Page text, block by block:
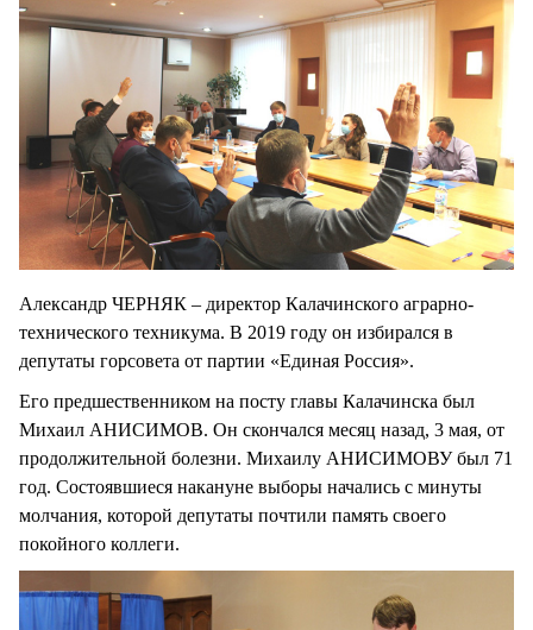
Александр ЧЕРНЯК – директор Калачинского аграрно-
технического техникума. В 2019 году он избирался в
депутаты горсовета от партии «Единая Россия».
Его предшественником на посту главы Калачинска был
Михаил АНИСИМОВ. Он скончался месяц назад, 3 мая, от
продолжительной болезни. Михаилу АНИСИМОВУ был 71
год. Состоявшиеся накануне выборы начались с минуты
молчания, которой депутаты почтили память своего
покойного коллеги.